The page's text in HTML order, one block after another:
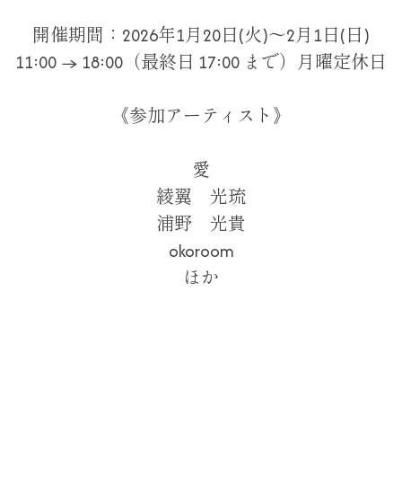
開催期間：2026年1月20日(火)～2月1日(日)
11:00 → 18:00（最終日 17:00 まで）月曜定休日
《参加アーティスト》
愛
綾翼 光琉
浦野 光貴
okoroom
ほか